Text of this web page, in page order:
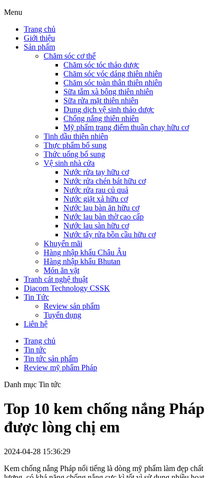
Menu
Trang chủ
Giới thiệu
Sản phẩm
Chăm sóc cơ thể
Chăm sóc tóc thảo dược
Chăm sóc vóc dáng thiên nhiên
Chăm sóc toàn thân thiên nhiên
Sữa tắm xà bông thiên nhiên
Sữa rửa mặt thiên nhiên
Dung dịch vệ sinh thảo dược
Chống nắng thiên nhiên
Mỹ phẩm trang điểm thuần chay hữu cơ
Tinh dầu thiên nhiên
Thực phẩm bổ sung
Thức uống bổ sung
Vệ sinh nhà cửa
Nước rửa tay hữu cơ
Nước rửa chén bát hữu cơ
Nước rửa rau củ quả
Nước giặt xả hữu cơ
Nước lau bàn ăn hữu cơ
Nước lau bàn thờ cao cấp
Nước lau sàn hữu cơ
Nước tẩy rửa bồn cầu hữu cơ
Khuyến mãi
Hàng nhập khẩu Châu Âu
Hàng nhập khẩu Bhutan
Món ăn vặt
Tranh cát nghệ thuật
Diacom Technology CSSK
Tin Tức
Review sản phẩm
Tuyển dụng
Liên hệ
Trang chủ
Tin tức
Tin tức sản phẩm
Review mỹ phẩm Pháp
Danh mục Tin tức
Top 10 kem chống nắng Pháp
được lòng chị em
2024-04-28 15:36:29
Kem chống nắng Pháp nổi tiếng là dòng mỹ phẩm làm đẹp chất